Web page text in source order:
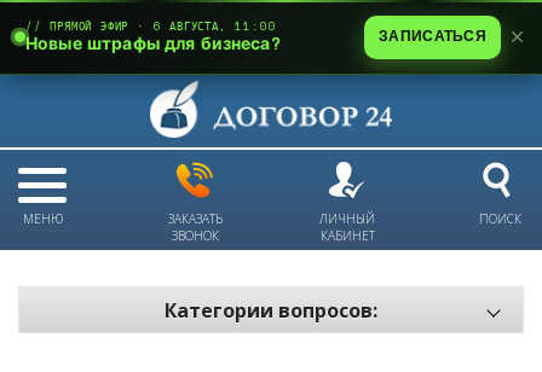
МЕНЮ
ЗАКАЗАТЬ
ЗВОНОК
ЛИЧНЫЙ
КАБИНЕТ
ПОИСК
Категории вопросов:
// ПРЯМОЙ ЭФИР · 6 АВГУСТА, 11:00
Новые штрафы для бизнеса? ЗАПИСАТЬСЯ